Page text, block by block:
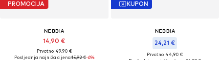
PROMOCIJA
NEBBIA
14,90 €
Prvotno: 49,90 €
Posljednja najniža cijena:15,92 €-6%
KUPON
NEBBIA
24,21 €
Prvotno: 44,90 €